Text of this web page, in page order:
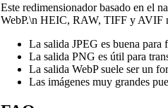
Este redimensionador basado en el
WebP.\n HEIC, RAW, TIFF y AVIF
La salida JPEG es buena para
La salida PNG es útil para
La salida WebP suele ser un
Las imágenes muy grandes